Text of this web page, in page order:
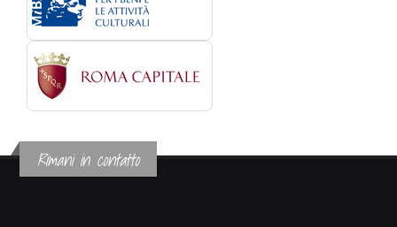
Rimani in contatto